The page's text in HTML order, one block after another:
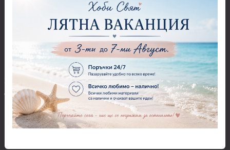
Самосъхнеща глина
Полимерна Глина
Приложни техники и
Декупаж
Декупажна хартия
Оризова декупажна
Перфоратори над 2,50 см
Бордюрни пънчове
Ъглови перфоратори
Перфоратори Основни
Фигури - кръгове, овали
Перфоратори - Сърца и
звезди